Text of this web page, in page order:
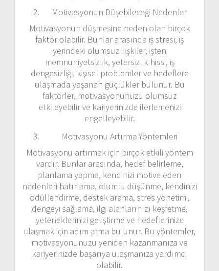
Motivasyonun Düşebileceği Nedenler
Motivasyonun düşmesine neden olan birçok
faktör olabilir. Bunlar arasında iş stresi, iş
yerindeki olumsuz ilişkiler, işten
memnuniyetsizlik, yetersizlik hissi, iş
dengesizliği, kişisel problemler ve hedeflere
ulaşmada yaşanan güçlükler bulunur. Bu
faktörler, motivasyonunuzu olumsuz
etkileyebilir ve kariyerinizde ilerlemenizi
engelleyebilir.
Motivasyonu Artırma Yöntemleri
Motivasyonu artırmak için birçok etkili yöntem
vardır. Bunlar arasında, hedef belirleme,
planlama yapma, kendinizi motive eden
nedenleri hatırlama, olumlu düşünme, kendinizi
ödüllendirme, destek arama, stres yönetimi,
dengeyi sağlama, ilgi alanlarınızı keşfetme,
yeteneklerinizi geliştirme ve hedeflerinize
ulaşmak için adım atma bulunur. Bu yöntemler,
motivasyonunuzu yeniden kazanmanıza ve
kariyerinizde başarıya ulaşmanıza yardımcı
olabilir.